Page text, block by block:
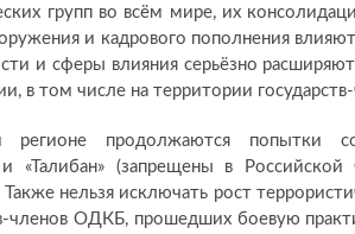
групп во всём мире, их
и кадрового пополнения
и сферы влияния серьёзно
в том числе на территории
регионе продолжаются попытки
и «Талибан» (запрещены в Российской
нельзя исключать рост
членов ОДКБ, прошедших боевую